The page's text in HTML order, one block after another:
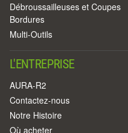
Débroussailleuses et Coupes
Bordures
Multi-Outils
L'ENTREPRISE
AURA-R2
Contactez-nous
Notre Histoire
Où acheter